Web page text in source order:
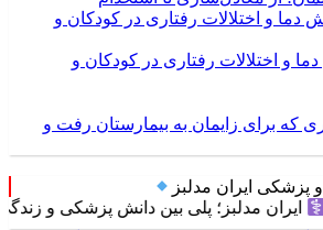
و اختلالات رفتاری در کودکان و
که برای زایمان به بیمارستان رفت و
ایران مدلبز
مدلبز؛ پلی بین دانش پزشکی و زندگی روزمره